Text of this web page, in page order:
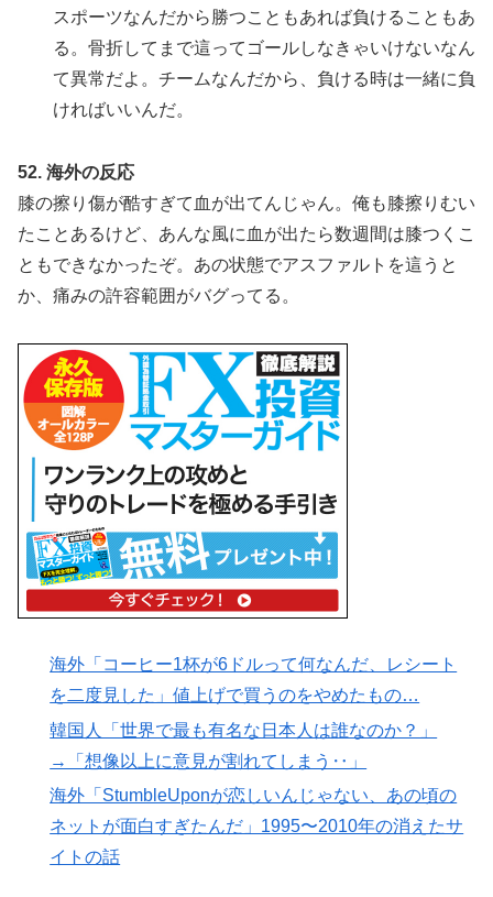
スポーツなんだから勝つこともあれば負けることもあ
る。骨折してまで這ってゴールしなきゃいけないなん
て異常だよ。チームなんだから、負ける時は一緒に負
ければいいんだ。
52. 海外の反応
膝の擦り傷が酷すぎて血が出てんじゃん。俺も膝擦りむい
たことあるけど、あんな風に血が出たら数週間は膝つくこ
ともできなかったぞ。あの状態でアスファルトを這うと
か、痛みの許容範囲がバグってる。
海外「コーヒー1杯が6ドルって何なんだ、レシート
を二度見した」値上げで買うのをやめたもの…
韓国人「世界で最も有名な日本人は誰なのか？」
→「想像以上に意見が割れてしまう‥」
海外「StumbleUponが恋しいんじゃない、あの頃の
ネットが面白すぎたんだ」1995〜2010年の消えたサ
イトの話